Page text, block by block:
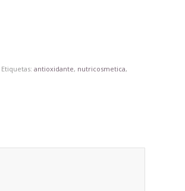
Etiquetas:antioxidante, nutricosmetica,